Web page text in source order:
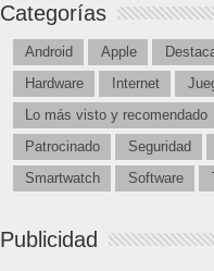
Categorías
Android Apple
Hardware
Internet
Lo más visto y recomendado
Patrocinado
Seguridad
Smartwatch
Software
Publicidad